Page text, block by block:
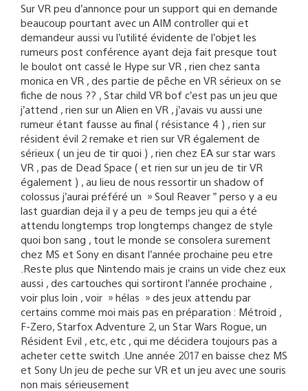
Sur VR peu d’annonce pour un support qui en demande
beaucoup pourtant avec un AIM controller qui et
demandeur aussi vu l’utilité évidente de l’objet les
rumeurs post conférence ayant deja fait presque tout
le boulot ont cassé le Hype sur VR , rien chez santa
monica en VR , des partie de pêche en VR sérieux on se
fiche de nous ?? , Star child VR bof c’est pas un jeu que
j’attend , rien sur un Alien en VR , j’avais vu aussi une
rumeur étant fausse au final ( résistance 4 ) , rien sur
résident évil 2 remake et rien sur VR également de
sérieux ( un jeu de tir quoi ) , rien chez EA sur star wars
VR , pas de Dead Space ( et rien sur un jeu de tir VR
également ) , au lieu de nous ressortir un shadow of
colossus j’aurai préféré un » Soul Reaver ” perso y a eu
last guardian deja il y a peu de temps jeu qui a été
attendu longtemps trop longtemps changez de style
quoi bon sang , tout le monde se consolera surement
chez MS et Sony en disant l’année prochaine peu etre
.Reste plus que Nintendo mais je crains un vide chez eux
aussi , des cartouches qui sortiront l’année prochaine ,
voir plus loin , voir » hélas » des jeux attendu par
certains comme moi mais pas en préparation : Métroid ,
F-Zero, Starfox Adventure 2, un Star Wars Rogue, un
Résident Evil , etc, etc , qui me décidera toujours pas a
acheter cette switch .Une année 2017 en baisse chez MS
et Sony Un jeu de peche sur VR et un jeu avec une souris
non mais sérieusement